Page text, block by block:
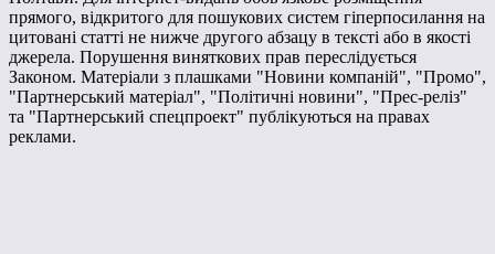
прямого, відкритого для пошукових систем гіперпосилання на
цитовані статті не нижче другого абзацу в тексті або в якості
джерела. Порушення виняткових прав переслідується
Законом. Матеріали з плашками "Новини компаній", "Промо",
"Партнерський матеріал", "Політичні новини", "Прес-реліз"
та "Партнерський спецпроект" публікуються на правах
реклами.